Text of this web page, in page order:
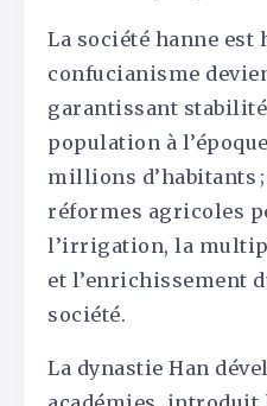
La société hanne est
confucianisme
garantissant
population à
millions d’habitants
réformes agricoles
l’irrigation, la
et l’enrichissement
société.
La dynastie Han